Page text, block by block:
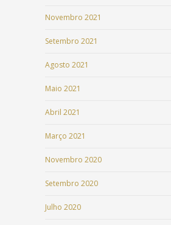
Novembro 2021
Setembro 2021
Agosto 2021
Maio 2021
Abril 2021
Março 2021
Novembro 2020
Setembro 2020
Julho 2020